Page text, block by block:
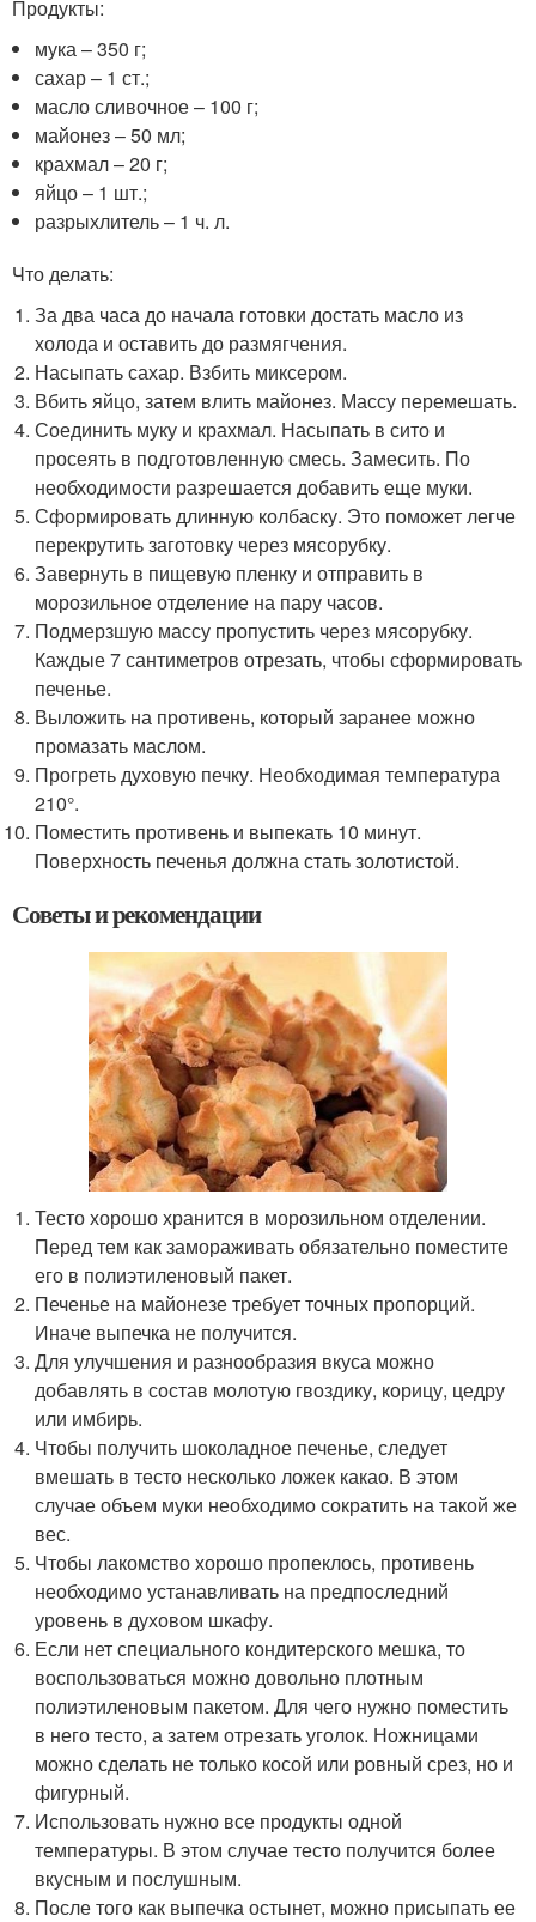
Продукты:
мука – 350 г;
сахар – 1 ст.;
масло сливочное – 100 г;
майонез – 50 мл;
крахмал – 20 г;
яйцо – 1 шт.;
разрыхлитель – 1 ч. л.
Что делать:
За два часа до начала готовки достать масло из
холода и оставить до размягчения.
Насыпать сахар. Взбить миксером.
Вбить яйцо, затем влить майонез. Массу перемешать.
Соединить муку и крахмал. Насыпать в сито и
просеять в подготовленную смесь. Замесить. По
необходимости разрешается добавить еще муки.
Сформировать длинную колбаску. Это поможет легче
перекрутить заготовку через мясорубку.
Завернуть в пищевую пленку и отправить в
морозильное отделение на пару часов.
Подмерзшую массу пропустить через мясорубку.
Каждые 7 сантиметров отрезать, чтобы сформировать
печенье.
Выложить на противень, который заранее можно
промазать маслом.
Прогреть духовую печку. Необходимая температура
210°.
Поместить противень и выпекать 10 минут.
Поверхность печенья должна стать золотистой.
Советы и рекомендации
Тесто хорошо хранится в морозильном отделении.
Перед тем как замораживать обязательно поместите
его в полиэтиленовый пакет.
Печенье на майонезе требует точных пропорций.
Иначе выпечка не получится.
Для улучшения и разнообразия вкуса можно
добавлять в состав молотую гвоздику, корицу, цедру
или имбирь.
Чтобы получить шоколадное печенье, следует
вмешать в тесто несколько ложек какао. В этом
случае объем муки необходимо сократить на такой же
вес.
Чтобы лакомство хорошо пропеклось, противень
необходимо устанавливать на предпоследний
уровень в духовом шкафу.
Если нет специального кондитерского мешка, то
воспользоваться можно довольно плотным
полиэтиленовым пакетом. Для чего нужно поместить
в него тесто, а затем отрезать уголок. Ножницами
можно сделать не только косой или ровный срез, но и
фигурный.
Использовать нужно все продукты одной
температуры. В этом случае тесто получится более
вкусным и послушным.
После того как выпечка остынет, можно присыпать ее